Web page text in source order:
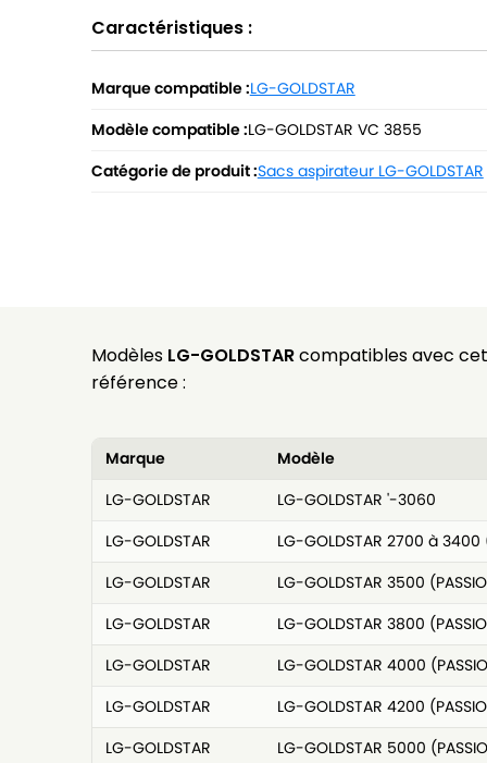
Caractéristiques :
Marque compatible :LG-GOLDSTAR
Modèle compatible :LG-GOLDSTAR VC 3855
Catégorie de produit :Sacs aspirateur LG-GOLDSTAR
Modèles LG-GOLDSTARcompatibles avec
référence :
Marque
Modèle
LG-GOLDSTAR
LG-GOLDSTAR '-3060
LG-GOLDSTAR
LG-GOLDSTAR 2700 à 3400
LG-GOLDSTAR
LG-GOLDSTAR 3500
LG-GOLDSTAR
LG-GOLDSTAR 3800
LG-GOLDSTAR
LG-GOLDSTAR 4000
LG-GOLDSTAR
LG-GOLDSTAR 4200
LG-GOLDSTAR
LG-GOLDSTAR 5000